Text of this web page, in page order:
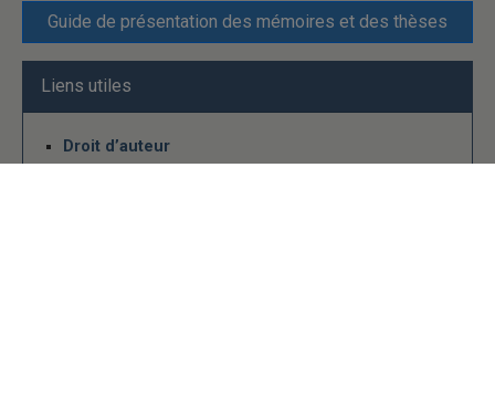
Guide de présentation des mémoires et des thèses
Liens utiles
Droit d’auteur